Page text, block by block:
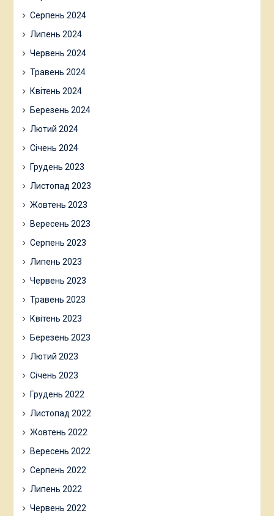
Серпень 2024
Липень 2024
Червень 2024
Травень 2024
Квітень 2024
Березень 2024
Лютий 2024
Січень 2024
Грудень 2023
Листопад 2023
Жовтень 2023
Вересень 2023
Серпень 2023
Липень 2023
Червень 2023
Травень 2023
Квітень 2023
Березень 2023
Лютий 2023
Січень 2023
Грудень 2022
Листопад 2022
Жовтень 2022
Вересень 2022
Серпень 2022
Липень 2022
Червень 2022